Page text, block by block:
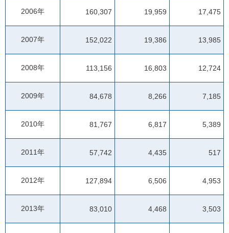
2006年 160,307 19,959 17,475
2007年 152,022 19,386 13,985
2008年 113,156 16,803 12,724
2009年 84,678 8,266 7,185
2010年 81,767 6,817 5,389
2011年 57,742 4,435 517
2012年 127,894 6,506 4,953
2013年 83,010 4,468 3,503